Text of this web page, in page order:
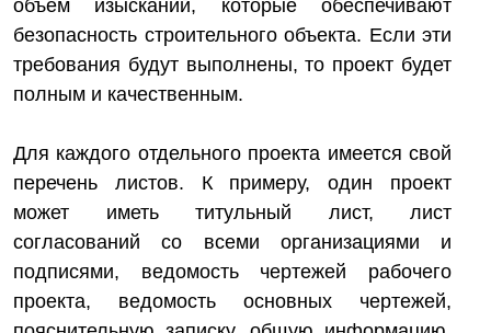
объем изысканий, которые обеспечивают
безопасность строительного объекта. Если эти
требования будут выполнены, то проект будет
полным и качественным.
Для каждого отдельного проекта имеется свой
перечень листов. К примеру, один проект
может иметь титульный лист, лист
согласований со всеми организациями и
подписями, ведомость чертежей рабочего
проекта, ведомость основных чертежей,